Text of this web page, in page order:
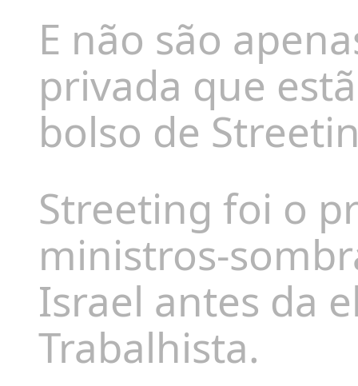
E não são
privada que
bolso de
Streeting foi o
ministros-
Israel antes da
Trabalhista.